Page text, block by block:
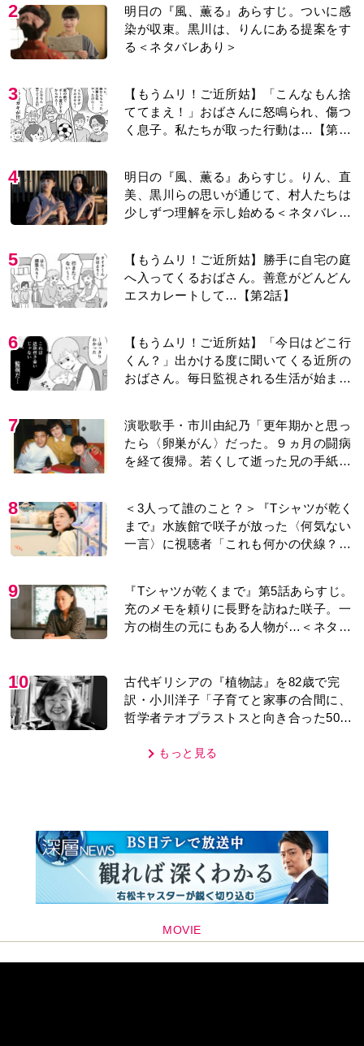
2
明日の『風、薫る』あらすじ。ついに感
染が収束。黒川は、りんにある提案をす
る＜ネタバレあり＞
3
【もうムリ！ご近所姑】「こんなもん捨
ててまえ！」おばさんに怒鳴られ、傷つ
く息子。私たちが取った行動は…【第3
4
明日の『風、薫る』あらすじ。りん、直
美、黒川らの思いが通じて、村人たちは
少しずつ理解を示し始める＜ネタバレあ
5
【もうムリ！ご近所姑】勝手に自宅の庭
へ入ってくるおばさん。善意がどんどん
エスカレートして…【第2話】
6
【もうムリ！ご近所姑】「今日はどこ行
くん？」出かける度に聞いてくる近所の
おばさん。毎日監視される生活が始ま
7
演歌歌手・市川由紀乃「更年期かと思っ
たら〈卵巣がん〉だった。９ヵ月の闘病
を経て復帰。若くして逝った兄の手紙を
8
＜3人って誰のこと？＞『Tシャツが乾く
まで』水族館で咲子が放った〈何気ない
一言〉に視聴者「これも何かの伏線？」
9
『Tシャツが乾くまで』第5話あらすじ。
充のメモを頼りに長野を訪ねた咲子。一
方の樹生の元にもある人物が…＜ネタバ
10
古代ギリシアの『植物誌』を82歳で完
訳・小川洋子「子育てと家事の合間に、
哲学者テオプラストスと向き合った50
もっと見る
MOVIE